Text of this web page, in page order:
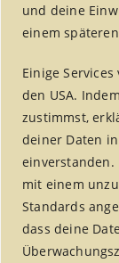
und deine
einem
Einige
den USA.
zustimmst,
deiner Daten in
einverstanden.
mit einem
Standards
dass deine
fair
Home/fair
fair handeln